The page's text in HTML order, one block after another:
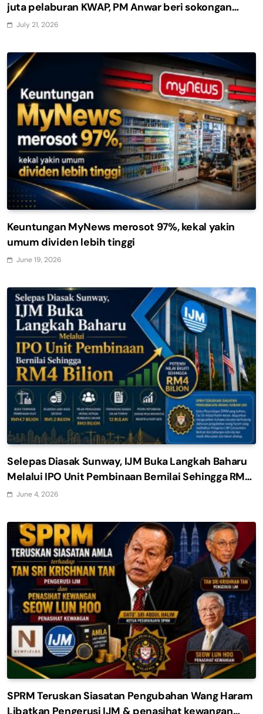
juta pelaburan KWAP, PM Anwar beri sokongan
penuh
July 21, 2026
Keuntungan MyNews merosot 97%, kekal yakin
umum dividen lebih tinggi
June 19, 2026
Selepas Diasak Sunway, IJM Buka Langkah Baharu
Melalui IPO Unit Pembinaan Bernilai Sehingga RM4
Bilion
June 4, 2026
SPRM Teruskan Siasatan Pengubahan Wang Haram
Libatkan Pengerusi IJM & penasihat kewangan